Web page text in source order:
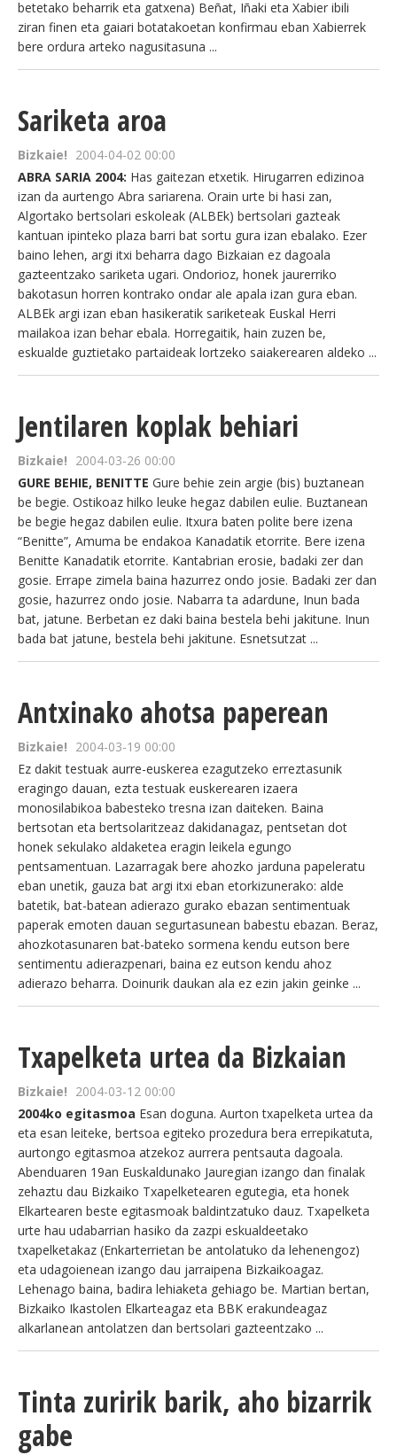
BEREZIAK
ARGAZKIAK
... AUKERA GEHIAGO
betetako beharrik eta gatxena) Beñat, Iñaki eta Xabier ibili
ziran finen eta gaiari botatakoetan konfirmau eban Xabierrek
bere ordura arteko nagusitasuna ...
Sariketa aroa
Bizkaie! 2004-04-02 00:00
ABRA SARIA 2004: Has gaitezan etxetik. Hirugarren edizinoa
izan da aurtengo Abra sariarena. Orain urte bi hasi zan,
Algortako bertsolari eskoleak (ALBEk) bertsolari gazteak
kantuan ipinteko plaza barri bat sortu gura izan ebalako. Ezer
baino lehen, argi itxi beharra dago Bizkaian ez dagoala
gazteentzako sariketa ugari. Ondorioz, honek jaurerriko
bakotasun horren kontrako ondar ale apala izan gura eban.
ALBEk argi izan eban hasikeratik sariketeak Euskal Herri
mailakoa izan behar ebala. Horregaitik, hain zuzen be,
eskualde guztietako partaideak lortzeko saiakerearen aldeko ...
Jentilaren koplak behiari
Bizkaie! 2004-03-26 00:00
GURE BEHIE, BENITTE Gure behie zein argie (bis) buztanean
be begie. Ostikoaz hilko leuke hegaz dabilen eulie. Buztanean
be begie hegaz dabilen eulie. Itxura baten polite bere izena
“Benitte”, Amuma be endakoa Kanadatik etorrite. Bere izena
Benitte Kanadatik etorrite. Kantabrian erosie, badaki zer dan
gosie. Errape zimela baina hazurrez ondo josie. Badaki zer dan
gosie, hazurrez ondo josie. Nabarra ta adardune, Inun bada
bat, jatune. Berbetan ez daki baina bestela behi jakitune. Inun
bada bat jatune, bestela behi jakitune. Esnetsutzat ...
Antxinako ahotsa paperean
Bizkaie! 2004-03-19 00:00
Ez dakit testuak aurre-euskerea ezagutzeko erreztasunik
eragingo dauan, ezta testuak euskerearen izaera
monosilabikoa babesteko tresna izan daiteken. Baina
bertsotan eta bertsolaritzeaz dakidanagaz, pentsetan dot
honek sekulako aldaketea eragin leikela egungo
pentsamentuan. Lazarragak bere ahozko jarduna papeleratu
eban unetik, gauza bat argi itxi eban etorkizunerako: alde
batetik, bat-batean adierazo gurako ebazan sentimentuak
paperak emoten dauan segurtasunean babestu ebazan. Beraz,
ahozkotasunaren bat-bateko sormena kendu eutson bere
sentimentu adierazpenari, baina ez eutson kendu ahoz
adierazo beharra. Doinurik daukan ala ez ezin jakin geinke ...
Txapelketa urtea da Bizkaian
Bizkaie! 2004-03-12 00:00
2004ko egitasmoa Esan doguna. Aurton txapelketa urtea da
eta esan leiteke, bertsoa egiteko prozedura bera errepikatuta,
aurtongo egitasmoa atzekoz aurrera pentsauta dagoala.
Abenduaren 19an Euskaldunako Jauregian izango dan finalak
zehaztu dau Bizkaiko Txapelketearen egutegia, eta honek
Elkartearen beste egitasmoak baldintzatuko dauz. Txapelketa
urte hau udabarrian hasiko da zazpi eskualdeetako
txapelketakaz (Enkarterrietan be antolatuko da lehenengoz)
eta udagoienean izango dau jarraipena Bizkaikoagaz.
Lehenago baina, badira lehiaketa gehiago be. Martian bertan,
Bizkaiko Ikastolen Elkarteagaz eta BBK erakundeagaz
alkarlanean antolatzen dan bertsolari gazteentzako ...
Tinta zuririk barik, aho bizarrik
gabe